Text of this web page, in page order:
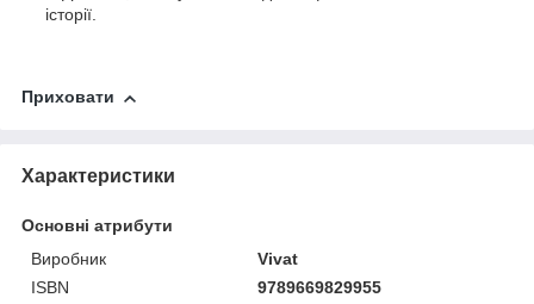
історії.
Приховати
Характеристики
Основні атрибути
Виробник
Vivat
ISBN
9789669829955